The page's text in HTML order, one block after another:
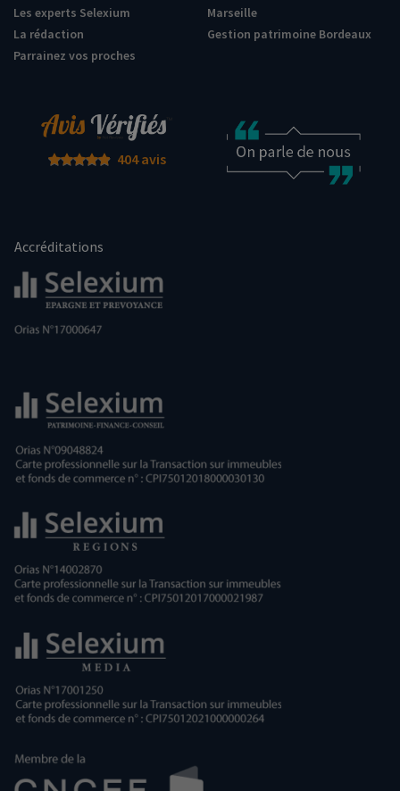
Les experts Selexium
La rédaction
Parrainez vos proches
Marseille
Gestion patrimoine Bordeaux
404 avis
Accréditations